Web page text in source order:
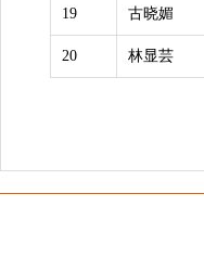
19 古晓媚
20 林显芸